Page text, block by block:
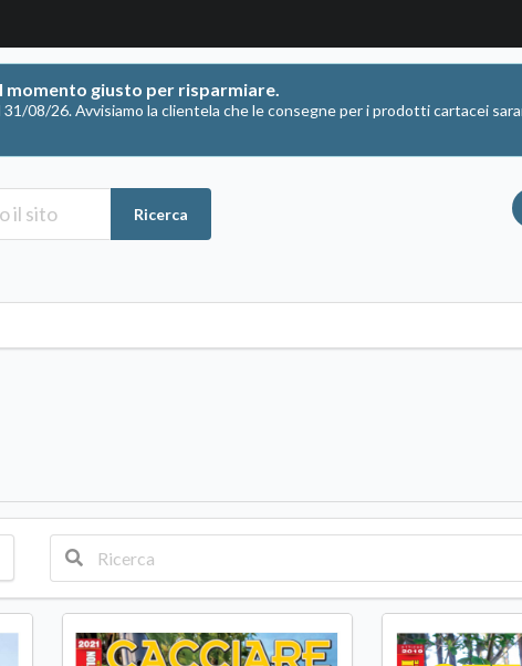
momento giusto per risparmiare.
08/26. Avvisiamo la clientela che le consegne per i prodotti cartacei
Ricerca